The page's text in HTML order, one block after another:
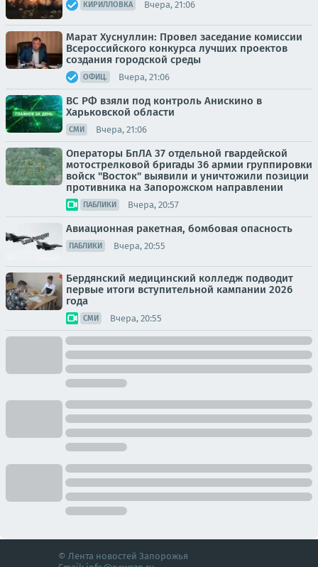
КИРИЛЛОВКА Вчера, 21:06
Марат Хуснуллин: Провел заседание комиссии
Всероссийского конкурса лучших проектов
создания городской среды
ОФИЦ. Вчера, 21:06
ВС РФ взяли под контроль Анискино в
Харьковской области
СМИ Вчера, 21:06
Операторы БпЛА 37 отдельной гвардейской
мотострелковой бригады 36 армии группировки
войск "Восток" выявили и уничтожили позиции
противника на Запорожском направлении
ПАБЛИКИ Вчера, 20:57
Авиационная ракетная, бомбовая опасность
ПАБЛИКИ Вчера, 20:55
Бердянский медицинский колледж подводит
первые итоги вступительной кампании 2026
года
СМИ Вчера, 20:55
© Лента новостей Запорожья